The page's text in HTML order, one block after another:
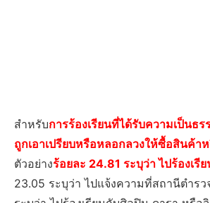
สำหรับการร้องเรียนที่ได้รับความเป็นธร
ถูกเอาเปรียบหรือหลอกลวงให้ซื้อสินค้า
ตัวอย่างร้อยละ 24.81 ระบุว่า ไปร้องเรี
23.05 ระบุว่า ไปแจ้งความที่สถานีตำรว